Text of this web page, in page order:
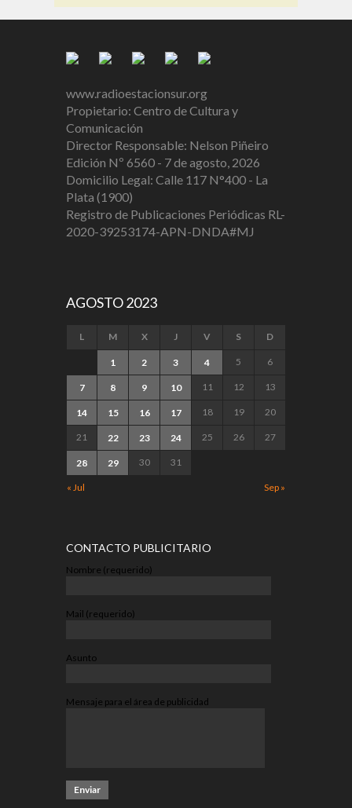
www.radioestacionsur.org
Propietario: Centro de Cultura y
Comunicación
Director Responsable: Nelson Piñeiro
Edición Nº 6560 - 7 de agosto, 2026
Domicilio Legal: Calle 117 N°400 - La
Plata (1900)
Registro de Publicaciones Periódicas RL-
2020-39253174-APN-DNDA#MJ
AGOSTO 2023
L M X J V S D
« Jul Sep »
1 2 3 4 5 6
7 8 9 10 11 12 13
14 15 16 17 18 19 20
21 22 23 24 25 26 27
28 29 30 31
CONTACTO PUBLICITARIO
Nombre (requerido)
Mail (requerido)
Asunto
Mensaje para el área de publicidad